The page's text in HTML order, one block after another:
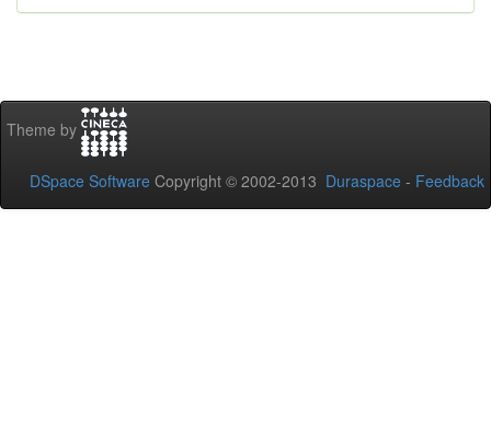
Theme by
DSpace Software Copyright © 2002-2013 Duraspace - Feedback